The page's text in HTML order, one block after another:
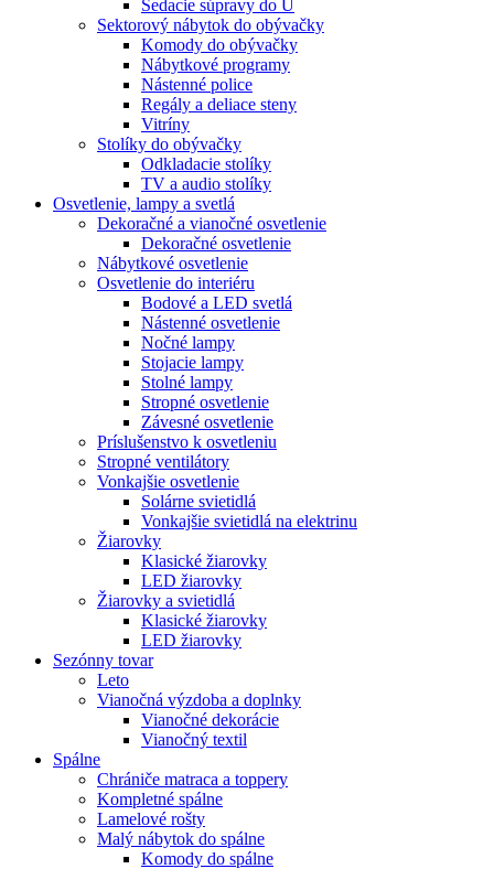
Sedacie súpravy do U
Sektorový nábytok do obývačky
Komody do obývačky
Nábytkové programy
Nástenné police
Regály a deliace steny
Vitríny
Stolíky do obývačky
Odkladacie stolíky
TV a audio stolíky
Osvetlenie, lampy a svetlá
Dekoračné a vianočné osvetlenie
Dekoračné osvetlenie
Nábytkové osvetlenie
Osvetlenie do interiéru
Bodové a LED svetlá
Nástenné osvetlenie
Nočné lampy
Stojacie lampy
Stolné lampy
Stropné osvetlenie
Závesné osvetlenie
Príslušenstvo k osvetleniu
Stropné ventilátory
Vonkajšie osvetlenie
Solárne svietidlá
Vonkajšie svietidlá na elektrinu
Žiarovky
Klasické žiarovky
LED žiarovky
Žiarovky a svietidlá
Klasické žiarovky
LED žiarovky
Sezónny tovar
Leto
Vianočná výzdoba a doplnky
Vianočné dekorácie
Vianočný textil
Spálne
Chrániče matraca a toppery
Kompletné spálne
Lamelové rošty
Malý nábytok do spálne
Komody do spálne